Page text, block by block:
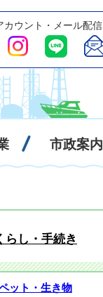
カウント・メール配信
市政案内
らし・手続き
ット・生き物